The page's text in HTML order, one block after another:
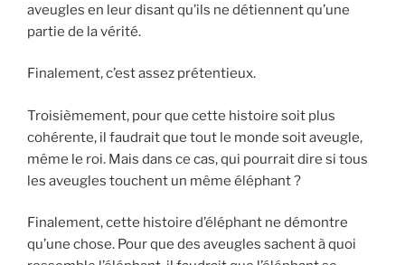
aveugles en leur disant qu’ils ne détiennent qu’une
partie de la vérité.
Finalement, c’est assez prétentieux.
Troisièmement, pour que cette histoire soit plus
cohérente, il faudrait que tout le monde soit aveugle,
même le roi. Mais dans ce cas, qui pourrait dire si tous
les aveugles touchent un même éléphant ?
Finalement, cette histoire d’éléphant ne démontre
qu’une chose. Pour que des aveugles sachent à quoi